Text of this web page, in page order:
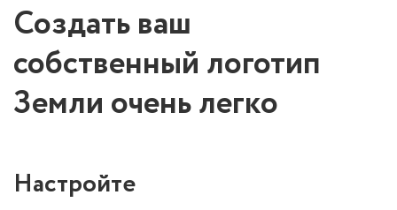
Создать ваш
собственный логотип
Земли очень легко
Настройте